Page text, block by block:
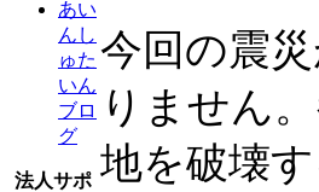
あい
んし
ゅた
いん
ブロ
グ
法人サポ
今回の震
りません
地を破壊